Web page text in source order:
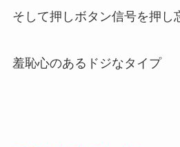
そして押しボタン信号を押し
羞恥心のあるドジなタイプ